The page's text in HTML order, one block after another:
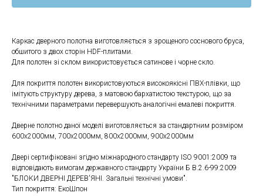
Каркас дверного полотна виготовляється з зрощеного соснового бруса,
обшитого з двох сторін HDF-плитами.
Для полотен зі склом використовується сатинове і чорне скло.
Для покриття полотен використовуються високоякісні ПВХ-плівки, що
імітують структуру дерева, з матовою бархатистою текстурою, що за
технічними параметрами перевершують аналогічні емалеві покриття.
Дверне полотно даної моделі виготовляється за стандартним розміром
600x2000мм, 700x2000мм, 800x2000мм, 900x2000мм
Двері сертифіковані згідно міжнародного стандарту ISO 9001:2009 та
відповідають вимогам державного стандарту України Б В.2.6-99:2009
"БЛОКИ ДВЕРНІ ДЕРЕВ'ЯНІ. Загальні технічні умови".
Тип покриття: ЕкоШпон